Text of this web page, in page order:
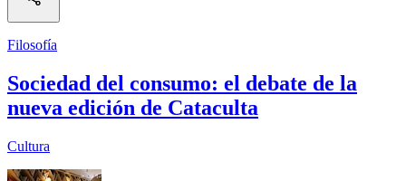
Filosofía
Sociedad del consumo: el debate de la
nueva edición de Cataculta
Cultura